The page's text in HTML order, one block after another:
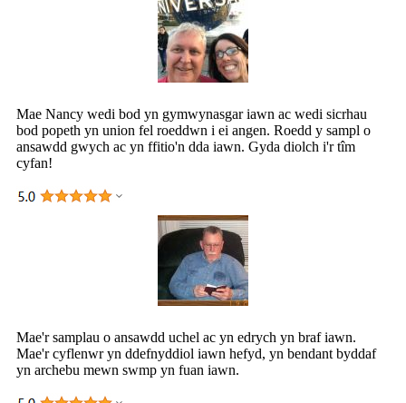
Mae Nancy wedi bod yn gymwynasgar iawn ac wedi sicrhau
bod popeth yn union fel roeddwn i ei angen. Roedd y sampl o
ansawdd gwych ac yn ffitio'n dda iawn. Gyda diolch i'r tîm
cyfan!
Mae'r samplau o ansawdd uchel ac yn edrych yn braf iawn.
Mae'r cyflenwr yn ddefnyddiol iawn hefyd, yn bendant byddaf
yn archebu mewn swmp yn fuan iawn.